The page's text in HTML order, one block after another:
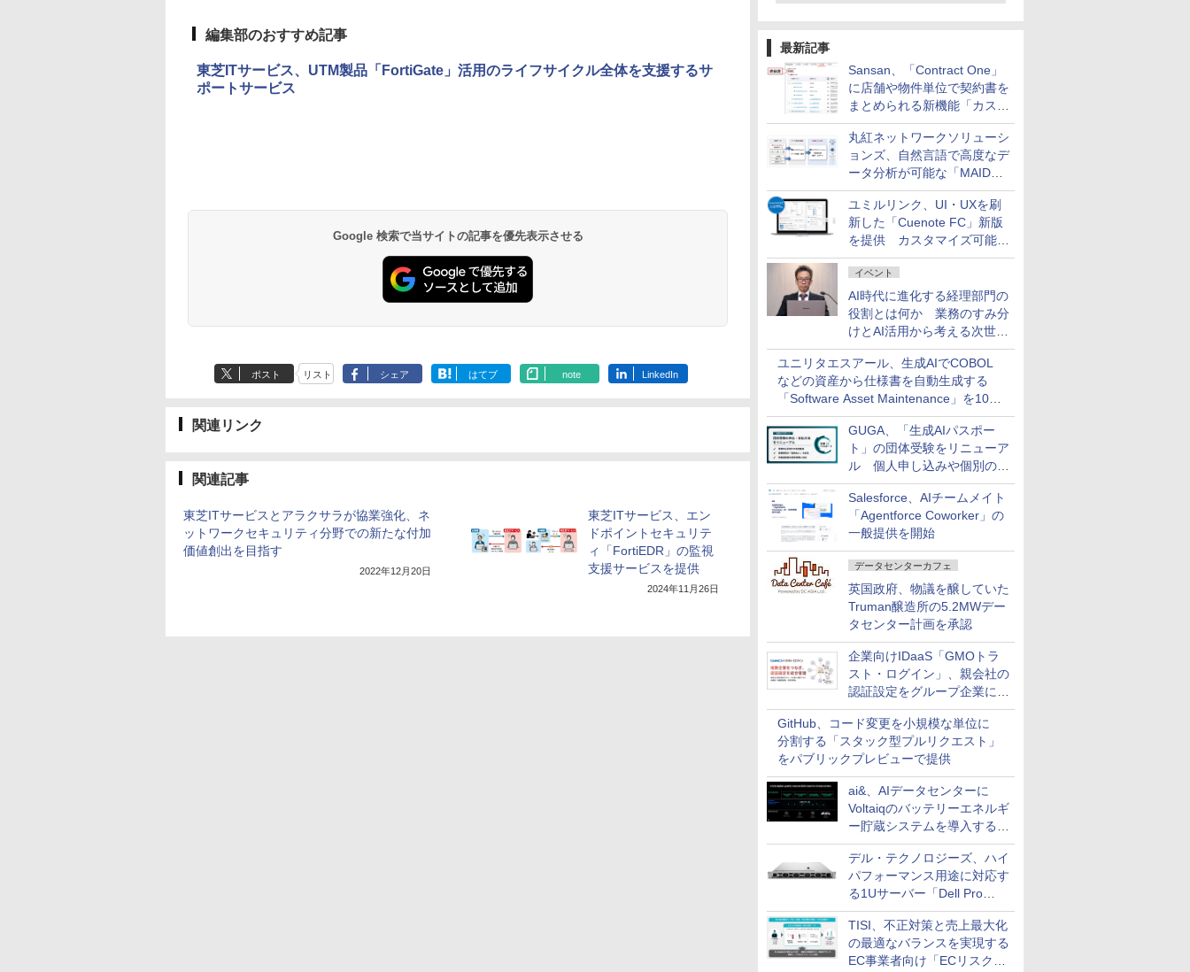
最新記事
Sansan、「Contract One」
に店舗や物件単位で契約書を
まとめられる新機能「カスタ
ム契約ツリー」を追加
丸紅ネットワークソリューシ
ョンズ、自然言語で高度なデ
ータ分析が可能な「MAIDOA
AI ASSIST」を9月より提供
ユミルリンク、UI・UXを刷
新した「Cuenote FC」新版
を提供 カスタマイズ可能な
ダッシュボード画面を搭載
イベント
AI時代に進化する経理部門の
役割とは何か 業務のすみ分
けとAI活用から考える次世代
ファイナンス戦略
ユニリタエスアール、生成AIでCOBOL
などの資産から仕様書を自動生成する
「Software Asset Maintenance」を10月
に発売
GUGA、「生成AIパスポー
ト」の団体受験をリニューア
ル 個人申し込みや個別の支
払いなどに対応
Salesforce、AIチームメイト
「Agentforce Coworker」の
一般提供を開始
データセンターカフェ
英国政府、物議を醸していた
Truman醸造所の5.2MWデー
タセンター計画を承認
企業向けIDaaS「GMOトラ
スト・ログイン」、親会社の
認証設定をグループ企業に展
開できる新機能を提供
GitHub、コード変更を小規模な単位に
分割する「スタック型プルリクエスト」
をパブリックプレビューで提供
ai&、AIデータセンターに
Voltaiqのバッテリーエネルギ
ー貯蔵システムを導入する計
画を発表
デル・テクノロジーズ、ハイ
パフォーマンス用途に対応す
る1Uサーバー「Dell Pro
Precision 7 R1ラック」を発
売
TISI、不正対策と売上最大化
の最適なバランスを実現する
EC事業者向け「ECリスク対
編集部のおすすめ記事
東芝ITサービス、UTM製品「FortiGate」活用のライフサイクル全体を支援するサ
ポートサービス
Google 検索で当サイトの記事を優先表示させる
ポスト リスト シェア はてブ note LinkedIn
関連リンク
関連記事
東芝ITサービスとアラクサラが協業強化、ネ
ットワークセキュリティ分野での新たな付加
価値創出を目指す
2022年12月20日
東芝ITサービス、エン
ドポイントセキュリテ
ィ「FortiEDR」の監視
支援サービスを提供
2024年11月26日